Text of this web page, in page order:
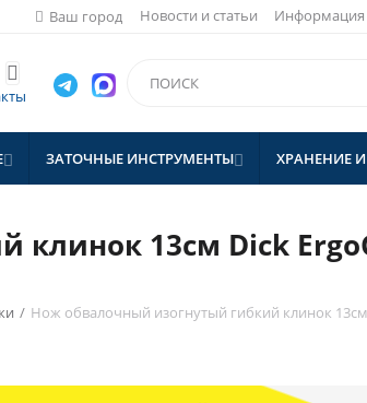
Новости и статьи Информация
Ваш город

 ЗАТОЧНЫЕ ИНСТРУМЕНТЫ ХРАНЕНИЕ
13см Dick
/ Нож обвалочный изогнутый гибкий клинок 13см